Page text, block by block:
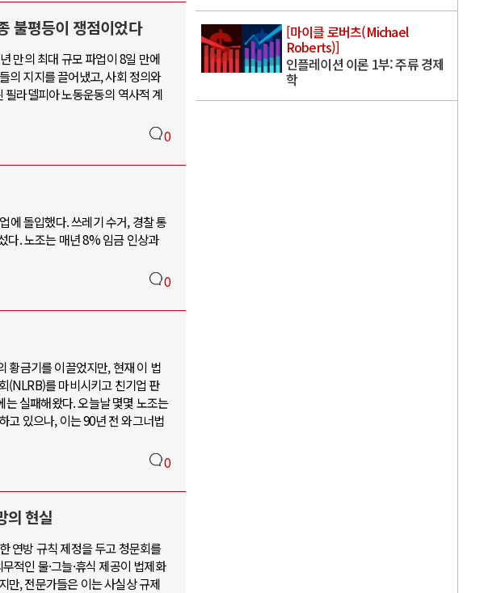
불평등이 쟁점이었다
만의 최대 규모 파업이 8일 만에
의 지지를 끌어냈고, 사회 정의와
라델피아 노동운동의 역사적 계
0
에 돌입했다. 쓰레기 수거, 경찰 통
다. 노조는 매년 8% 임금 인상과
0
황금기를 이끌었지만, 현재 이 법
(NLRB)를 마비시키고 친기업 판
실패해왔다. 오늘날 몇몇 노조는
고 있으나, 이는 90년 전 와그너법
0
의 현실
연방 규칙 제정을 두고 청문회를
적인 물·그늘·휴식 제공이 법제화
만, 전문가들은 이는 사실상 규제
[마이클 로버츠(Michael
Roberts)]
인플레이션 이론 1부: 주류 경제
학